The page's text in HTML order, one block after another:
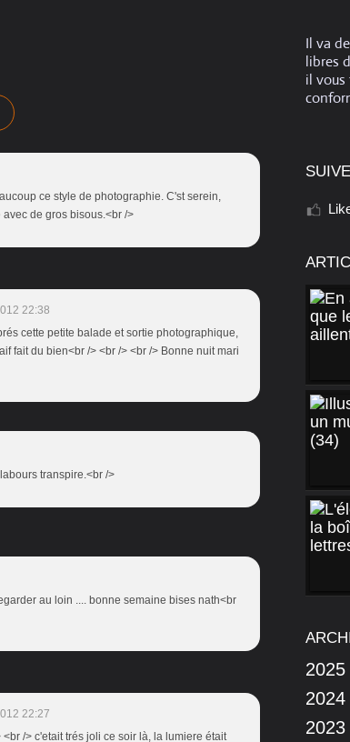
ce style de photographie. C'st serein,
de gros bisous.<br />
22:38
cette petite balade et sortie photographique,
fait du bien<br /> <br /> <br /> Bonne nuit mari
transpire.<br />
au loin .... bonne semaine bises nath<br
22:27
/> c'etait trés joli ce soir là, la lumiere était
Il va
libres
il vous
2025
2024
2023